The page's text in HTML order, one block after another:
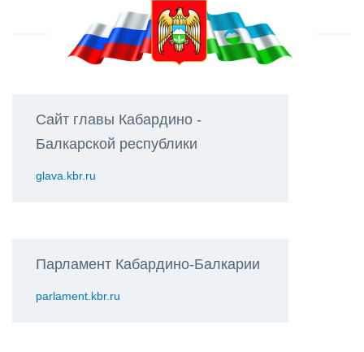
Сайт главы Кабардино -
Балкарской республики
glava.kbr.ru
Парламент Кабардино-Балкарии
parlament.kbr.ru